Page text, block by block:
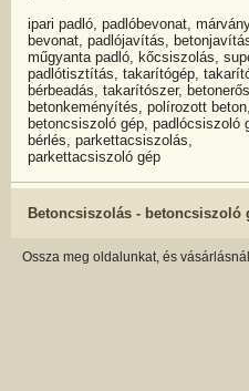
ipari padló, padlóbevonat,
bevonat, padlójavítás,
műgyanta padló, kőcsiszolás,
padlótisztítás, takarítógép,
bérbeadás, takarítószer,
betonkeményítés, polírozott beton,
betoncsiszoló gép, padlócsiszoló
bérlés, parkettacsiszolás,
parkettacsiszoló gép
Betoncsiszolás - betoncsiszoló
Ossza meg oldalunkat, és